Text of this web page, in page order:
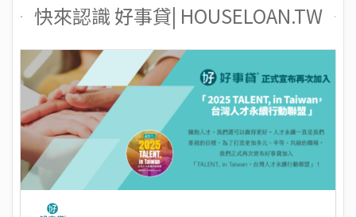
快來認識 好事貸| HOUSELOAN.TW